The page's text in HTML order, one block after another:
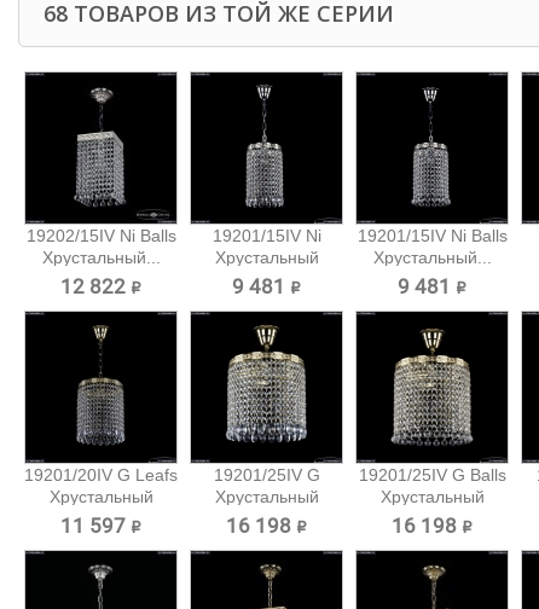
68 ТОВАРОВ ИЗ ТОЙ ЖЕ СЕРИИ
19202/15IV Ni Balls
Хрустальный...
12 822 ₽
19201/15IV Ni
Хрустальный
подвес...
9 481 ₽
19201/15IV Ni Balls
Хрустальный...
9 481 ₽
19201/20IV G Leafs
Хрустальный
подвес...
11 597 ₽
19201/25IV G
Хрустальный
подвес...
16 198 ₽
19201/25IV G Balls
Хрустальный
подвес...
16 198 ₽